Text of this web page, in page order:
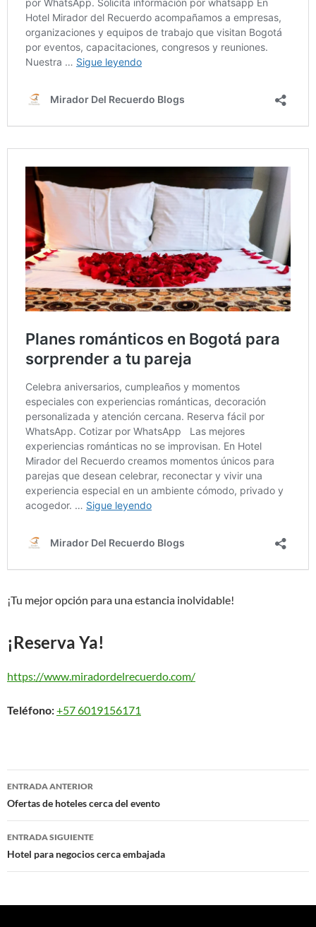
¡Tu mejor opción para una estancia inolvidable!
¡Reserva Ya!
https://www.miradordelrecuerdo.com/
Teléfono:+57 6019156171
Navegación
de
entradas
ENTRADA ANTERIOR
Ofertas de hoteles cerca del evento
ENTRADA SIGUIENTE
Hotel para negocios cerca embajada